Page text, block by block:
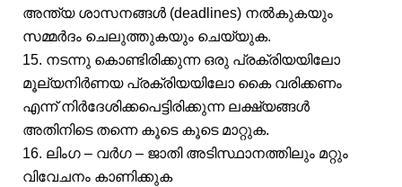
അന്ത്യ ശാസനങ്ങൾ (deadlines) നൽകുകയും
സമ്മർദം ചെലുത്തുകയും ചെയ്യുക.
15. നടന്നു കൊണ്ടിരിക്കുന്ന ഒരു പ്രക്രിയയിലോ
മൂല്യനിർണയ പ്രക്രിയയിലോ കൈ വരിക്കണം
എന്ന് നിർദേശിക്കപെട്ടിരിക്കുന്ന ലക്ഷ്യങ്ങൾ
അതിനിടെ തന്നെ കൂടെ കൂടെ മാറ്റുക.
16. ലിംഗ – വർഗ – ജാതി അടിസ്ഥാനത്തിലും മറ്റും
വിവേചനം കാണിക്കുക